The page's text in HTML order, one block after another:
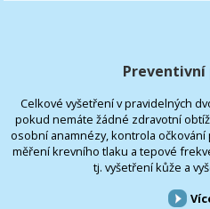
Celkové vyšetření v pravidelných
pokud nemáte žádné zdravotní
osobní anamnézy, kontrola
měření krevního tlaku a tepové
tj. vyšetření kůže a